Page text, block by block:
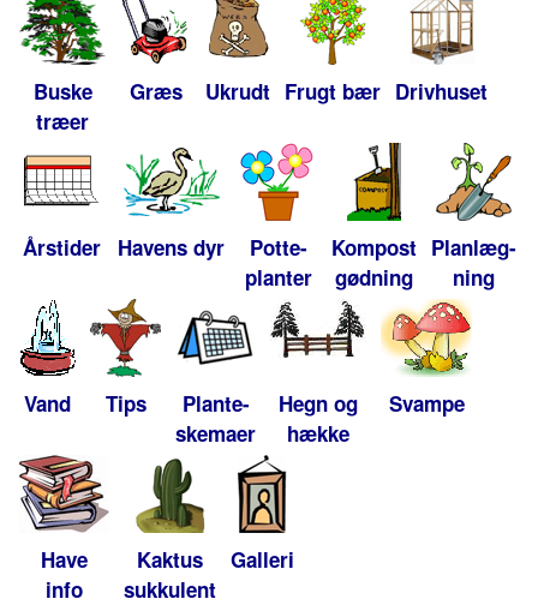
Buske
træer
Græs Ukrudt Frugt bær Drivhuset
Årstider Havens dyr
Potte-
planter
Kompost
gødning
Planlæg-
ning
Vand Tips
Plante-
skemaer
Hegn og
hække
Svampe
Have
info
Kaktus
sukkulent
Galleri